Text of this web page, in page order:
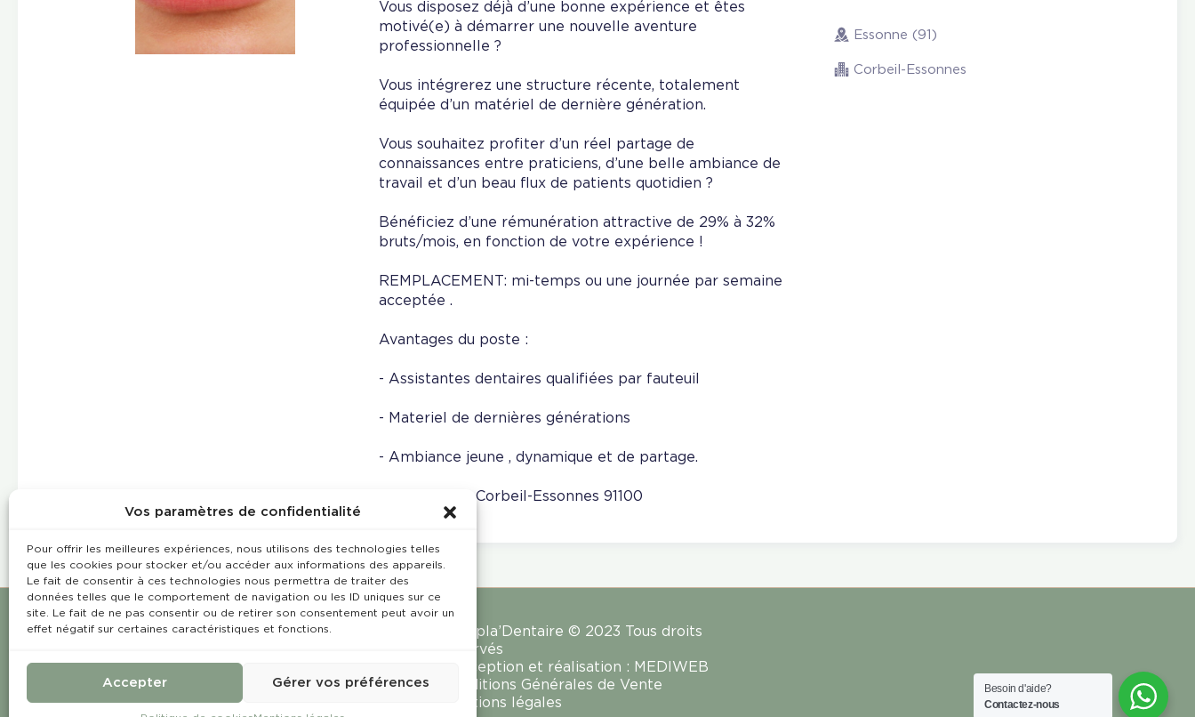
Vos paramètres de confidentialité
Pour offrir les meilleures expériences, nous utilisons des technologies telles
que les cookies pour stocker et/ou accéder aux informations des appareils.
Le fait de consentir à ces technologies nous permettra de traiter des
données telles que le comportement de navigation ou les ID uniques sur ce
site. Le fait de ne pas consentir ou de retirer son consentement peut avoir un
effet négatif sur certaines caractéristiques et fonctions.
Accepter Gérer vos préférences
Vous disposez déjà d’une bonne expérience et êtes
motivé(e) à démarrer une nouvelle aventure
professionnelle ?
Vous intégrerez une structure récente, totalement
équipée d’un matériel de dernière génération.
Vous souhaitez profiter d’un réel partage de
connaissances entre praticiens, d’une belle ambiance de
travail et d’un beau flux de patients quotidien ?
Bénéficiez d’une rémunération attractive de 29% à 32%
bruts/mois, en fonction de votre expérience !
REMPLACEMENT: mi-temps ou une journée par semaine
acceptée .
Avantages du poste :
- Assistantes dentaires qualifiées par fauteuil
- Materiel de dernières générations
- Ambiance jeune , dynamique et de partage.
Localisation : Corbeil-Essonnes 91100
Essonne (91)
Corbeil-Essonnes
Rempla’Dentaire © 2023 Tous droits
réservés
Conception et réalisation : MEDIWEB
Conditions Générales de Vente
Mentions légales
Besoin d'aide?
Contactez-nous